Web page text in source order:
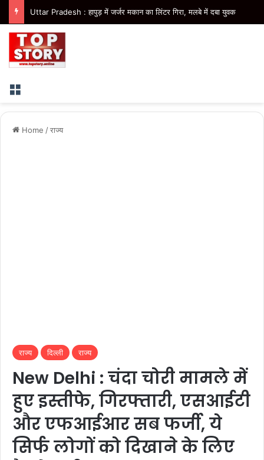
Uttar Pradesh : हापुड़ में जर्जर मकान का लिंटर गिरा, मलबे में दबा युवक
Menu
Home /राज्य
राज्य दिल्ली राज्य
New Delhi : चंदा चोरी मामले में
हुए इस्तीफे, गिरफ्तारी, एसआईटी
और एफआईआर सब फर्जी, ये
सिर्फ लोगों को दिखाने के लिए